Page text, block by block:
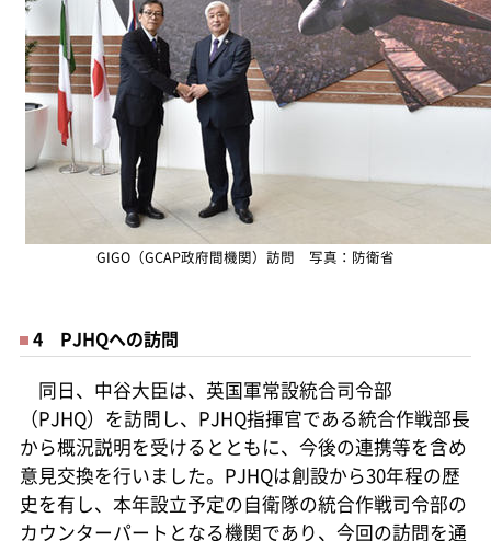
GIGO（GCAP政府間機関）訪問 写真：防衛省
4 PJHQへの訪問
同日、中谷大臣は、英国軍常設統合司令部
（PJHQ）を訪問し、PJHQ指揮官である統合作戦部長
から概況説明を受けるとともに、今後の連携等を含め
意見交換を行いました。PJHQは創設から30年程の歴
史を有し、本年設立予定の自衛隊の統合作戦司令部の
カウンターパートとなる機関であり、今回の訪問を通